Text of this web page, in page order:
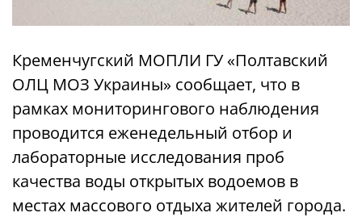
Кременчугский МОПЛИ ГУ «Полтавский
ОЛЦ МОЗ Украины» сообщает, что в
рамках мониторингового наблюдения
проводится еженедельный отбор и
лабораторные исследования проб
качества воды открытых водоемов в
местах массового отдыха жителей города.